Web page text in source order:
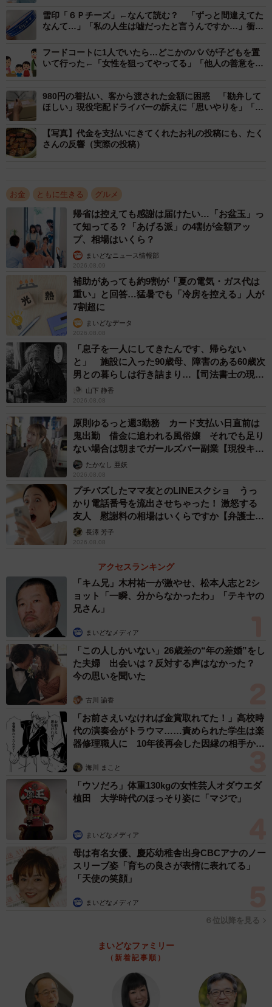
2/6
名物の極上厚切りタン。厚めにカットした牛タンからジュワッと脂が出
青森の人気焼肉店でトラブル発生
青森で29年間焼肉店を営む同店。行列は常時で、長い時は1
時間半ほど待つことも。代金未払い問題が浮上した18日夜
キムさん自身は店を不在にしており、「大変なことが起こ
りました！」と夜9時頃にスタッフから電話。「なにごと
か？と焦りました。店内で物損があった？放火などによる
火災の発生？店内にいらっしゃるお客様が体調不良になっ
た？そのようなことが頭をよぎりました」。
代金を支払っていないお客がいたことを聞き、「お金をい
ただいていないことは残念ですが、人命に関わることでは
なかったのでホッとしました」とキムさん。店内で和気あ
いあいと食事を楽しんでいたこと、接客時の印象がとても
良かったこと、さらに接客を担当したスタッフから「故意
に払っていないのではなく、払い忘れだと思います」と伝
えられたため、「お客様を信じてXでポストいたしまし
た」。
「お客様がお店を出てから時間が経っていましたし、青森
市内を探し歩くのも現実的ではありません。また、悪意な
くやってしまったお客様が、気づかぬうちに犯罪者になっ
てしまうのも悲しいことです。SNSを見て代金未払いに気
づいてくれたらいいな、とダメもとだったものの、こんな
に拡散されて…。予想外でした」。
店が直面している状況をお客に届けたかっただけの投稿
に、多くの人が心を寄せたことに感謝の思いでいっぱいだ
と話します。
り。カルビを食べ尽くせます（提供：青森の南大門）
全員がハッピーエンド
この投稿の翌日、キムさんのＸではうれしい知らせが報告
されました。
「【速報】 昨日お会計を忘れてしまったお客様がなんとた
った今ご来店いただき全額お支払い頂けました！ 「誰かが
払ったと思い込んでしまってました。本当に申し訳ありま
ます。皆様優しい言葉本当にありがとうございました！無
事解決しました！」
あっという間の解決に、またもやSNSは大反響。「優しい
雪印「６Ｐチーズ」←なんて読む？ 「ずっと間違えてた
なんて…」「私の人生は嘘だったと言うんですか…」衝撃
フードコートに1人でいたら…どこかのパパが子どもを置
いて行った←「女性を狙ってやってる」「他人の善意を頼
980円の着払い、客から渡された金額に困惑 「勘弁して
ほしい」現役宅配ドライバーの訴えに「思いやりを」「準
【写真】代金を支払いにきてくれたお礼の投稿にも、たく
さんの反響（実際の投稿）
お金 ともに生きる グルメ
帰省は控えても感謝は届けたい…「お盆玉」っ
て知ってる？「あげる派」の4割が金額アッ
プ、相場はいくら？
まいどなニュース情報部
2026.08.09
補助があっても約9割が「夏の電気・ガス代は
重い」と回答…猛暑でも「冷房を控える」人が
7割超に
まいどなデータ
2026.08.08
「息子を一人にしてきたんです、帰らない
と」 施設に入った90歳母、障害のある60歳次
男との暮らしは行き詰まり…【司法書士の現場
から】山下 静香
2026.08.08
原則ゆるっと週3勤務 カード支払い日直前は
鬼出勤 借金に追われる風俗嬢 それでも足り
ない場合は朝までガールズバー副業【現役キャ
ストに取材】
たかなし 亜妖
2026.08.08
プチバズしたママ友とのLINEスクショ うっ
かり電話番号を流出させちゃった！ 激怒する
友人 慰謝料の相場はいくらですか【弁護士が
解説】長澤 芳子
2026.08.08
アクセスランキング
「キム兄」木村祐一が激やせ、松本人志と2シ
ョット「一瞬、分からなかったわ」「テキヤの
兄さん」
まいどなメディア
「この人しかいない」26歳差の“年の差婚”をし
た夫婦 出会いは？反対する声はなかった？
今の思いを聞いた
古川 諭香
「お前さえいなければ金賞取れてた！」高校時
代の演奏会がトラウマ……責められた学生は楽
器修理職人に 10年後再会した因縁の相手から
海川 まこと
「ウソだろ」体重130kgの女性芸人オダウエダ
植田 大学時代のほっそり姿に「マジで」
まいどなメディア
母は有名女優、慶応幼稚舎出身CBCアナのノー
スリーブ姿「育ちの良さが表情に表れてる」
「天使の笑顔」
まいどなメディア
６位以降を見る
まいどなファミリー
（新着記事順）